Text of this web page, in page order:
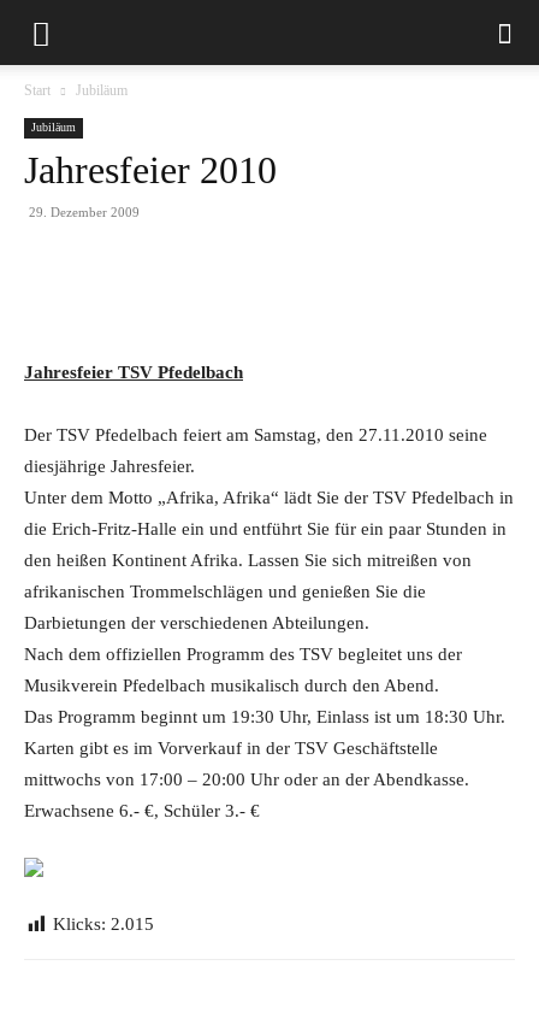
Start Jubiläum
Jubiläum
Jahresfeier 2010
29. Dezember 2009
Jahresfeier TSV Pfedelbach
Der TSV Pfedelbach feiert am Samstag, den 27.11.2010 seine
diesjährige Jahresfeier.
Unter dem Motto „Afrika, Afrika“ lädt Sie der TSV Pfedelbach in
die Erich-Fritz-Halle ein und entführt Sie für ein paar Stunden in
den heißen Kontinent Afrika. Lassen Sie sich mitreißen von
afrikanischen Trommelschlägen und genießen Sie die
Darbietungen der verschiedenen Abteilungen.
Nach dem offiziellen Programm des TSV begleitet uns der
Musikverein Pfedelbach musikalisch durch den Abend.
Das Programm beginnt um 19:30 Uhr, Einlass ist um 18:30 Uhr.
Karten gibt es im Vorverkauf in der TSV Geschäftstelle
mittwochs von 17:00 – 20:00 Uhr oder an der Abendkasse.
Erwachsene 6.- €, Schüler 3.- €
Klicks: 2.015